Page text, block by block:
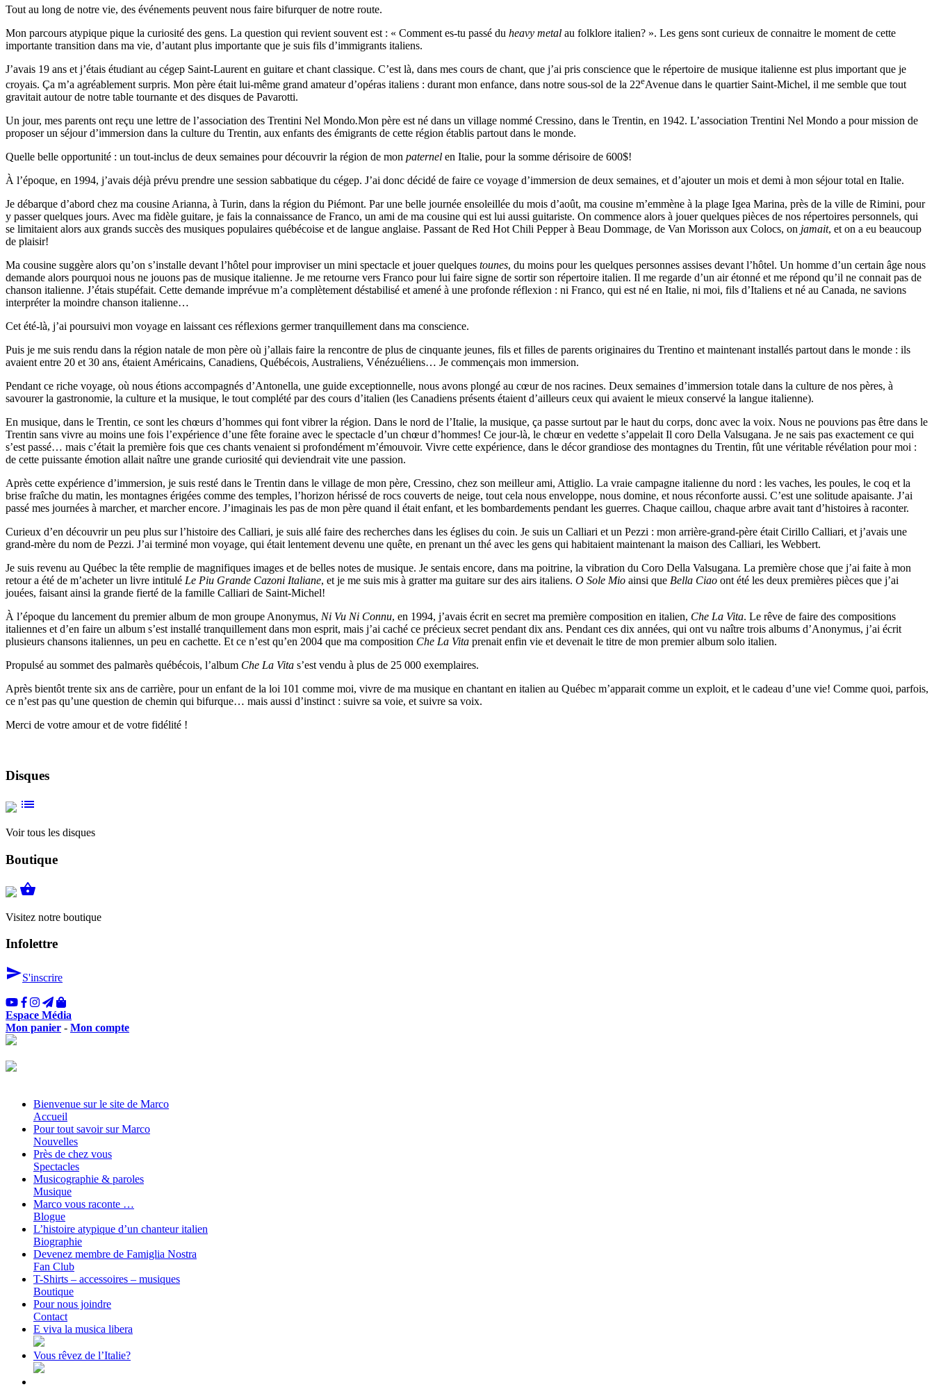
Tout au long de notre vie, des événements peuvent nous faire bifurquer de notre route.
Mon parcours atypique pique la curiosité des gens. La question qui revient souvent est : « Comment es-tu passé du heavy metal au folklore italien? ». Les gens sont curieux de connaitre le moment de cette
importante transition dans ma vie, d’autant plus importante que je suis fils d’immigrants italiens.
J’avais 19 ans et j’étais étudiant au cégep Saint-Laurent en guitare et chant classique. C’est là, dans mes cours de chant, que j’ai pris conscience que le répertoire de musique italienne est plus important que je
croyais. Ça m’a agréablement surpris. Mon père était lui-même grand amateur d’opéras italiens : durant mon enfance, dans notre sous-sol de la 22eAvenue dans le quartier Saint-Michel, il me semble que tout
gravitait autour de notre table tournante et des disques de Pavarotti.
Un jour, mes parents ont reçu une lettre de l’association des Trentini Nel Mondo.Mon père est né dans un village nommé Cressino, dans le Trentin, en 1942. L’association Trentini Nel Mondo a pour mission de
proposer un séjour d’immersion dans la culture du Trentin, aux enfants des émigrants de cette région établis partout dans le monde.
Quelle belle opportunité : un tout-inclus de deux semaines pour découvrir la région de mon paternel en Italie, pour la somme dérisoire de 600$!
À l’époque, en 1994, j’avais déjà prévu prendre une session sabbatique du cégep. J’ai donc décidé de faire ce voyage d’immersion de deux semaines, et d’ajouter un mois et demi à mon séjour total en Italie.
Je débarque d’abord chez ma cousine Arianna, à Turin, dans la région du Piémont. Par une belle journée ensoleillée du mois d’août, ma cousine m’emmène à la plage Igea Marina, près de la ville de Rimini, pour
y passer quelques jours. Avec ma fidèle guitare, je fais la connaissance de Franco, un ami de ma cousine qui est lui aussi guitariste. On commence alors à jouer quelques pièces de nos répertoires personnels, qui
se limitaient alors aux grands succès des musiques populaires québécoise et de langue anglaise. Passant de Red Hot Chili Pepper à Beau Dommage, de Van Morisson aux Colocs, on jamait, et on a eu beaucoup
de plaisir!
Ma cousine suggère alors qu’on s’installe devant l’hôtel pour improviser un mini spectacle et jouer quelques tounes, du moins pour les quelques personnes assises devant l’hôtel. Un homme d’un certain âge nous
demande alors pourquoi nous ne jouons pas de musique italienne. Je me retourne vers Franco pour lui faire signe de sortir son répertoire italien. Il me regarde d’un air étonné et me répond qu’il ne connait pas de
chanson italienne. J’étais stupéfait. Cette demande imprévue m’a complètement déstabilisé et amené à une profonde réflexion : ni Franco, qui est né en Italie, ni moi, fils d’Italiens et né au Canada, ne savions
interpréter la moindre chanson italienne…
Cet été-là, j’ai poursuivi mon voyage en laissant ces réflexions germer tranquillement dans ma conscience.
Puis je me suis rendu dans la région natale de mon père où j’allais faire la rencontre de plus de cinquante jeunes, fils et filles de parents originaires du Trentino et maintenant installés partout dans le monde : ils
avaient entre 20 et 30 ans, étaient Américains, Canadiens, Québécois, Australiens, Vénézuéliens… Je commençais mon immersion.
Pendant ce riche voyage, où nous étions accompagnés d’Antonella, une guide exceptionnelle, nous avons plongé au cœur de nos racines. Deux semaines d’immersion totale dans la culture de nos pères, à
savourer la gastronomie, la culture et la musique, le tout complété par des cours d’italien (les Canadiens présents étaient d’ailleurs ceux qui avaient le mieux conservé la langue italienne).
En musique, dans le Trentin, ce sont les chœurs d’hommes qui font vibrer la région. Dans le nord de l’Italie, la musique, ça passe surtout par le haut du corps, donc avec la voix. Nous ne pouvions pas être dans le
Trentin sans vivre au moins une fois l’expérience d’une fête foraine avec le spectacle d’un chœur d’hommes! Ce jour-là, le chœur en vedette s’appelait Il coro Della Valsugana. Je ne sais pas exactement ce qui
s’est passé… mais c’était la première fois que ces chants venaient si profondément m’émouvoir. Vivre cette expérience, dans le décor grandiose des montagnes du Trentin, fût une véritable révélation pour moi :
de cette puissante émotion allait naître une grande curiosité qui deviendrait vite une passion.
Après cette expérience d’immersion, je suis resté dans le Trentin dans le village de mon père, Cressino, chez son meilleur ami, Attiglio. La vraie campagne italienne du nord : les vaches, les poules, le coq et la
brise fraîche du matin, les montagnes érigées comme des temples, l’horizon hérissé de rocs couverts de neige, tout cela nous enveloppe, nous domine, et nous réconforte aussi. C’est une solitude apaisante. J’ai
passé mes journées à marcher, et marcher encore. J’imaginais les pas de mon père quand il était enfant, et les bombardements pendant les guerres. Chaque caillou, chaque arbre avait tant d’histoires à raconter.
Curieux d’en découvrir un peu plus sur l’histoire des Calliari, je suis allé faire des recherches dans les églises du coin. Je suis un Calliari et un Pezzi : mon arrière-grand-père était Cirillo Calliari, et j’avais une
grand-mère du nom de Pezzi. J’ai terminé mon voyage, qui était lentement devenu une quête, en prenant un thé avec les gens qui habitaient maintenant la maison des Calliari, les Webbert.
Je suis revenu au Québec la tête remplie de magnifiques images et de belles notes de musique. Je sentais encore, dans ma poitrine, la vibration du Coro Della Valsugana. La première chose que j’ai faite à mon
retour a été de m’acheter un livre intitulé Le Piu Grande Cazoni Italiane, et je me suis mis à gratter ma guitare sur des airs italiens. O Sole Mio ainsi que Bella Ciao ont été les deux premières pièces que j’ai
jouées, faisant ainsi la grande fierté de la famille Calliari de Saint-Michel!
À l’époque du lancement du premier album de mon groupe Anonymus, Ni Vu Ni Connu, en 1994, j’avais écrit en secret ma première composition en italien, Che La Vita. Le rêve de faire des compositions
italiennes et d’en faire un album s’est installé tranquillement dans mon esprit, mais j’ai caché ce précieux secret pendant dix ans. Pendant ces dix années, qui ont vu naître trois albums d’Anonymus, j’ai écrit
plusieurs chansons italiennes, un peu en cachette. Et ce n’est qu’en 2004 que ma composition Che La Vita prenait enfin vie et devenait le titre de mon premier album solo italien.
Propulsé au sommet des palmarès québécois, l’album Che La Vita s’est vendu à plus de 25 000 exemplaires.
Après bientôt trente six ans de carrière, pour un enfant de la loi 101 comme moi, vivre de ma musique en chantant en italien au Québec m’apparait comme un exploit, et le cadeau d’une vie! Comme quoi, parfois,
ce n’est pas qu’une question de chemin qui bifurque… mais aussi d’instinct : suivre sa voie, et suivre sa voix.
Merci de votre amour et de votre fidélité !
Disques
list
Voir tous les disques
Boutique
shopping_basket
Visitez notre boutique
Infolettre
sendS'inscrire
Espace Média
Mon panier - Mon compte
Bienvenue sur le site de Marco
Accueil
Pour tout savoir sur Marco
Nouvelles
Près de chez vous
Spectacles
Musicographie & paroles
Musique
Marco vous raconte …
Blogue
L’histoire atypique d’un chanteur italien
Biographie
Devenez membre de Famiglia Nostra
Fan Club
T-Shirts – accessoires – musiques
Boutique
Pour nous joindre
Contact
E viva la musica libera
Vous rêvez de l’Italie?